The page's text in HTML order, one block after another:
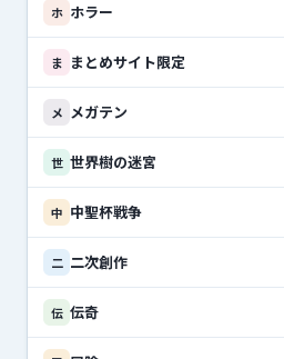
ホ ホラー
ま まとめサイト限定
メ メガテン
世 世界樹の迷宮
中 中聖杯戦争
二 二次創作
伝 伝奇